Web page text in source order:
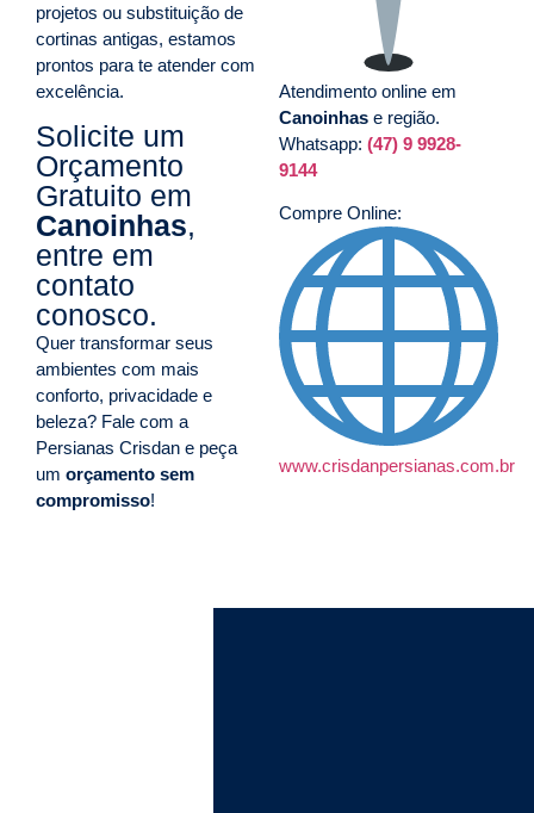
projetos ou substituição de
cortinas antigas, estamos
prontos para te atender com
excelência.
Solicite um
Orçamento
Gratuito em
Canoinhas,
entre em
contato
conosco.
Quer transformar seus
ambientes com mais
conforto, privacidade e
beleza? Fale com a
Persianas Crisdan e peça
um orçamento sem
compromisso!
Atendimento online em
Canoinhas e região.
Whatsapp: (47) 9 9928-
9144
Compre Online:
www.crisdanpersianas.com.br